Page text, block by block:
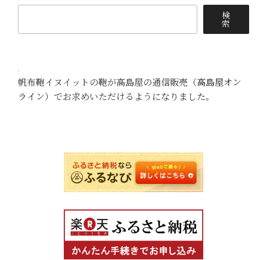
検
索
帆布鞄イヌイットの鞄が高島屋の通信販売（高島屋オン
ライン）でお求めいただけるようになりました。